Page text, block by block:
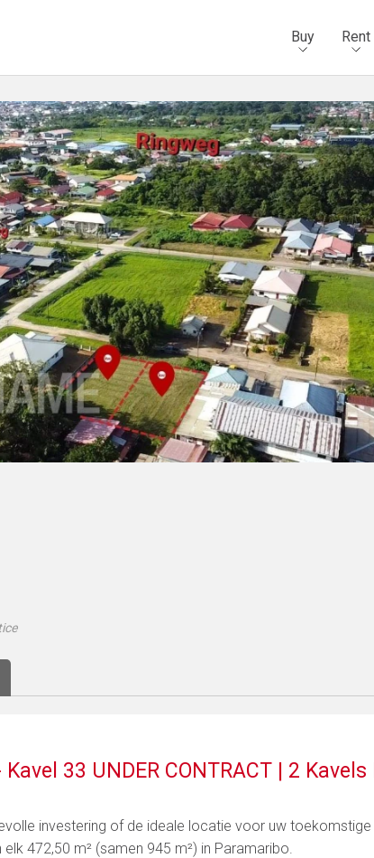
Buy Rent
Kavel 33 UNDER CONTRACT | 2 Kavels
investering of de ideale locatie voor uw
472,50 m² (samen 945 m²) in Paramaribo.